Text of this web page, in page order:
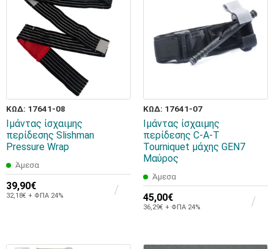
ΚΩΔ: 17641-08
Ιμάντας ίσχαιμης
περίδεσης Slishman
Pressure Wrap
Άμεσα
39,90€
32,18€ + ΦΠΑ 24%
ΚΩΔ: 17641-07
Ιμάντας ίσχαιμης
περίδεσης C-A-T
Tourniquet μάχης GEN7
Μαύρος
Άμεσα
45,00€
36,29€ + ΦΠΑ 24%